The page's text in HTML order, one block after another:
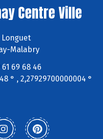
Centre Ville
Longuet
Malabry
61 69 68 46
° , 2,27929700000004 °